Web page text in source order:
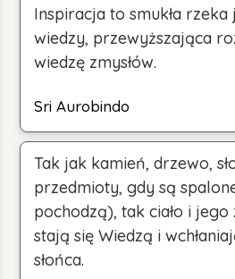
Inspiracja to smukła
wiedzy, przewyższająca
wiedzę zmysłów.
Sri Aurobindo
Tak jak kamień, drzewo,
przedmioty, gdy są
pochodzą), tak ciało i
stają się Wiedzą i
słońca.